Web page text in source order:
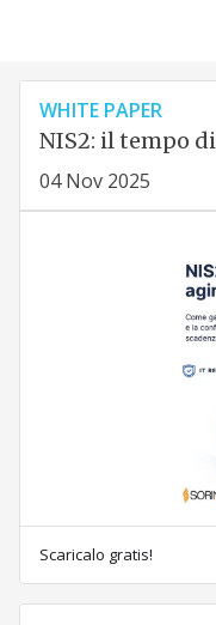
WHITE PAPER
NIS2: il tempo
04 Nov 2025
Scaricalo gratis!